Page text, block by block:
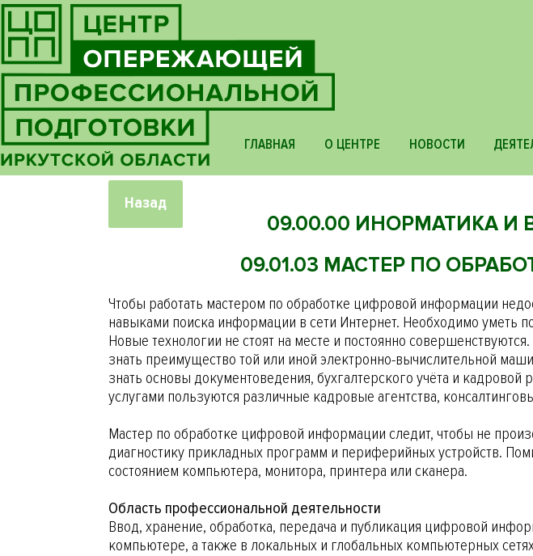
ГЛАВНАЯ О ЦЕНТРЕ НОВОСТИ
Назад
09.00.00 ИНОРМАТИКА
09.01.03 МАСТЕР ПО
Чтобы работать мастером по обработке цифровой информации
навыками поиска информации в сети Интернет. Необходимо уметь
Новые технологии не стоят на месте и постоянно
знать преимущество той или иной электронно-вычислительной
знать основы документоведения, бухгалтерского учёта и
услугами пользуются различные кадровые агентства,
Мастер по обработке цифровой информации следит, чтобы не
диагностику прикладных программ и периферийных устройств.
состоянием компьютера, монитора, принтера или сканера.
Область профессиональной деятельности
Ввод, хранение, обработка, передача и публикация цифровой
компьютере, а также в локальных и глобальных компьютерных